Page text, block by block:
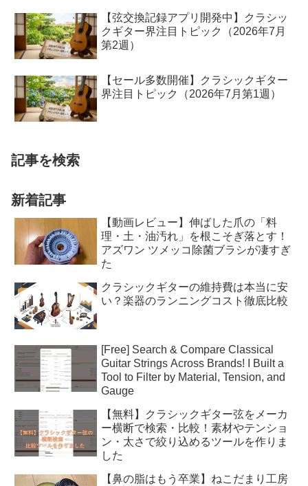
【弦交換記録アプリ開発中】クラシッ
クギター界注目トピック（2026年7月
第2週）
【セール多数開催】クラシックギター
界注目トピック（2026年7月第1週）
記事を検索
新着記事
【動画レビュー】伸ばした爪の「料
理・土・油汚れ」を根こそぎ落とす！
アズワン ツメッコ除菌ブラシが凄すぎ
た
クラシックギターの維持費は本当に安
い？楽器のランニングコスト徹底比較
[Free] Search & Compare Classical
Guitar Strings Across Brands! I Built a
Tool to Filter by Material, Tension, and
Gauge
【無料】クラシックギター弦をメーカ
ー横断で検索・比較！素材やテンショ
ン・太さで絞り込めるツールを作りま
した
【鼻の脂はもう卒業】ねこだまり工房